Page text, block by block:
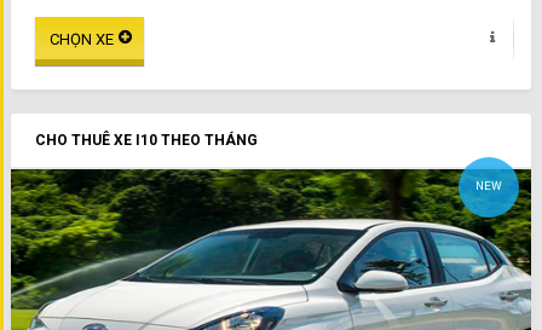
CHO THUÊ XE I10 THEO THÁNG
NEW